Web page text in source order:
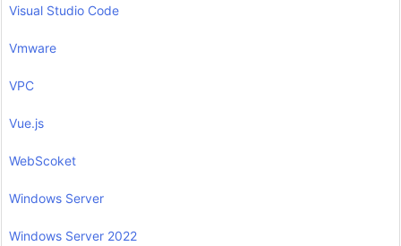
Visual Studio Code
Vmware
VPC
Vue.js
WebScoket
Windows Server
Windows Server 2022